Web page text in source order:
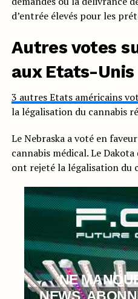
d’entrée élevés pour les
Autres votes
aux Etats-Unis
3 autres Etats américains
la légalisation du cannabis
Le Nebraska a voté en
cannabis médical. Le
ont rejeté la légalisation du
NE